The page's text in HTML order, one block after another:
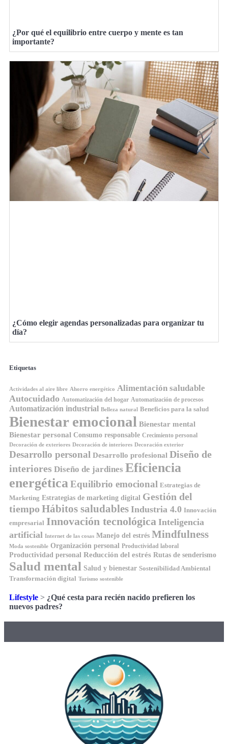
¿Por qué el equilibrio entre cuerpo y mente es tan
importante?
¿Cómo elegir agendas personalizadas para organizar tu
día?
Etiquetas
Actividades al aire libre Ahorro energético Alimentación saludable
Autocuidado Automatización del hogar Automatización de procesos
Automatización industrial Belleza natural Beneficios para la salud
Bienestar emocional Bienestar mental
Bienestar personal Consumo responsable Crecimiento personal
Decoración de exteriores Decoración de interiores Decoración exterior
Desarrollo personal Desarrollo profesional Diseño de
interiores Diseño de jardines Eficiencia
energéticaEquilibrio emocional Estrategias de
Marketing Estrategias de marketing digital Gestión del
tiempo Hábitos saludables Industria 4.0 Innovación
empresarial Innovación tecnológica Inteligencia
artificial Internet de las cosas Manejo del estrés Mindfulness
Moda sostenible Organización personal Productividad laboral
Productividad personal Reducción del estrés Rutas de senderismo
Salud mental Salud y bienestar Sostenibilidad Ambiental
Transformación digital Turismo sostenible
Lifestyle > ¿Qué cesta para recién nacido prefieren los
nuevos padres?